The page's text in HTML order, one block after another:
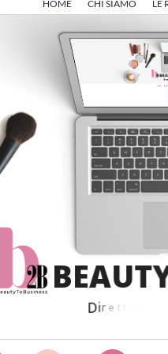
HOME CHI SIAMO LE
BEAUT
Dire t